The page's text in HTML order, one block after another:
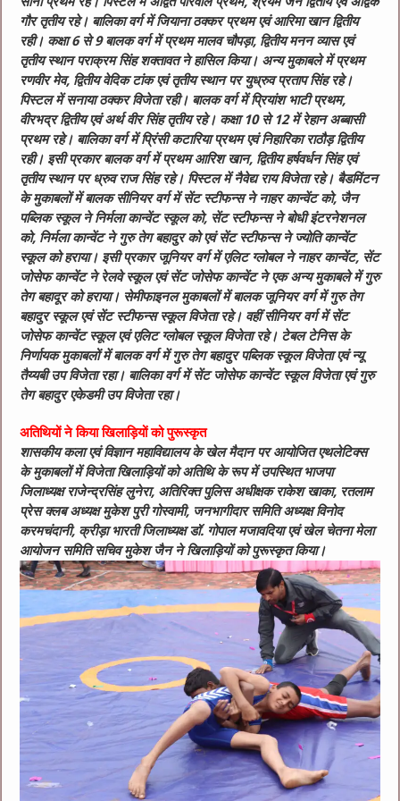
गौर तृतीय रहे। बालिका वर्ग में जियाना ठक्कर प्रथम एवं आरिमा खान द्वितीय
रही। कक्षा 6 से 9 बालक वर्ग में प्रथम मालव चौपड़ा, द्वितीय मनन व्यास एवं
तृतीय स्थान पराक्रम सिंह शक्तावत ने हासिल किया। अन्य मुकाबले में प्रथम
रणवीर मेव, द्वितीय वेदिक टांक एवं तृतीय स्थान पर युध्रुव प्रताप सिंह रहे।
पिस्टल में सनाया ठक्कर विजेता रही। बालक वर्ग में प्रियांश भाटी प्रथम,
वीरभद्र द्वितीय एवं अर्थ वीर सिंह तृतीय रहे। कक्षा 10 से 12 में रेहान अब्बासी
प्रथम रहे। बालिका वर्ग में प्रिंसी कटारिया प्रथम एवं निहारिका राठौड़ द्वितीय
रही। इसी प्रकार बालक वर्ग में प्रथम आरिश खान, द्वितीय हर्षवर्धन सिंह एवं
तृतीय स्थान पर ध्रुव राज सिंह रहे। पिस्टल में नैवेद्य राय विजेता रहे। बैडमिंटन
के मुकाबलों में बालक सीनियर वर्ग में सेंट स्टीफन्स ने नाहर कान्वेंट को, जैन
पब्लिक स्कूल ने निर्मला कान्वेंट स्कूल को, सेंट स्टीफन्स ने बोधी इंटरनेशनल
को, निर्मला कान्वेंट ने गुरु तेग बहादुर को एवं सेंट स्टीफन्स ने ज्योति कान्वेंट
स्कूल को हराया। इसी प्रकार जूनियर वर्ग में एलिट ग्लोबल ने नाहर कान्वेंट, सेंट
जोसेफ कान्वेंट ने रेलवे स्कूल एवं सेंट जोसेफ कान्वेंट ने एक अन्य मुकाबले में गुरु
तेग बहादूर को हराया। सेमीफाइनल मुकाबलों में बालक जूनियर वर्ग में गुरु तेग
बहादुर स्कूल एवं सेंट स्टीफन्स स्कूल विजेता रहे। वहीं सीनियर वर्ग में सेंट
जोसेफ कान्वेंट स्कूल एवं एलिट ग्लोबल स्कूल विजेता रहे। टेबल टेनिस के
निर्णायक मुकाबलों में बालक वर्ग में गुरु तेग बहादुर पब्लिक स्कूल विजेता एवं न्यू
तैय्यबी उप विजेता रहा। बालिका वर्ग में सेंट जोसेफ कान्वेंट स्कूल विजेता एवं गुरु
तेग बहादुर एकेडमी उप विजेता रहा।
अतिथियों ने किया खिलाड़ियों को पुरूस्कृत
शासकीय कला एवं विज्ञान महाविद्यालय के खेल मैदान पर आयोजित एथलेटिक्स
के मुकाबलों में विजेता खिलाड़ियों को अतिथि के रूप में उपस्थित भाजपा
जिलाध्यक्ष राजेन्द्रसिंह लुनेरा, अतिरिक्त पुलिस अधीक्षक राकेश खाका, रतलाम
प्रेस क्लब अध्यक्ष मुकेश पुरी गोस्वामी, जनभागीदार समिति अध्यक्ष विनोद
करमचंदानी, क्रीड़ा भारती जिलाध्यक्ष डॉ. गोपाल मजावदिया एवं खेल चेतना मेला
आयोजन समिति सचिव मुकेश जैन ने खिलाड़ियों को पुरूस्कृत किया।